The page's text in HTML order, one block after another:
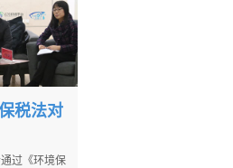
税法对
过《环境保